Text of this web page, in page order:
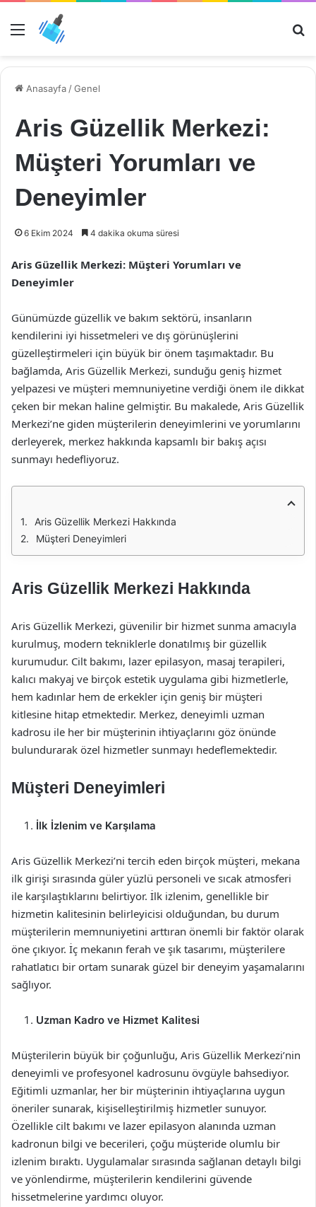
Menü
Anasayfa /Genel
Aris Güzellik Merkezi:
Müşteri Yorumları ve
Deneyimler
6 Ekim 2024 4 dakika okuma süresi
Aris Güzellik Merkezi: Müşteri Yorumları ve
Deneyimler
Günümüzde güzellik ve bakım sektörü, insanların
kendilerini iyi hissetmeleri ve dış görünüşlerini
güzelleştirmeleri için büyük bir önem taşımaktadır. Bu
bağlamda, Aris Güzellik Merkezi, sunduğu geniş hizmet
yelpazesi ve müşteri memnuniyetine verdiği önem ile dikkat
çeken bir mekan haline gelmiştir. Bu makalede, Aris Güzellik
Merkezi’ne giden müşterilerin deneyimlerini ve yorumlarını
derleyerek, merkez hakkında kapsamlı bir bakış açısı
sunmayı hedefliyoruz.
Aris Güzellik Merkezi Hakkında
Müşteri Deneyimleri
Aris Güzellik Merkezi Hakkında
Aris Güzellik Merkezi, güvenilir bir hizmet sunma amacıyla
kurulmuş, modern tekniklerle donatılmış bir güzellik
kurumudur. Cilt bakımı, lazer epilasyon, masaj terapileri,
kalıcı makyaj ve birçok estetik uygulama gibi hizmetlerle,
hem kadınlar hem de erkekler için geniş bir müşteri
kitlesine hitap etmektedir. Merkez, deneyimli uzman
kadrosu ile her bir müşterinin ihtiyaçlarını göz önünde
bulundurarak özel hizmetler sunmayı hedeflemektedir.
Müşteri Deneyimleri
İlk İzlenim ve Karşılama
Aris Güzellik Merkezi’ni tercih eden birçok müşteri, mekana
ilk girişi sırasında güler yüzlü personeli ve sıcak atmosferi
ile karşılaştıklarını belirtiyor. İlk izlenim, genellikle bir
hizmetin kalitesinin belirleyicisi olduğundan, bu durum
müşterilerin memnuniyetini arttıran önemli bir faktör olarak
öne çıkıyor. İç mekanın ferah ve şık tasarımı, müşterilere
rahatlatıcı bir ortam sunarak güzel bir deneyim yaşamalarını
sağlıyor.
Uzman Kadro ve Hizmet Kalitesi
Müşterilerin büyük bir çoğunluğu, Aris Güzellik Merkezi’nin
deneyimli ve profesyonel kadrosunu övgüyle bahsediyor.
Eğitimli uzmanlar, her bir müşterinin ihtiyaçlarına uygun
öneriler sunarak, kişiselleştirilmiş hizmetler sunuyor.
Özellikle cilt bakımı ve lazer epilasyon alanında uzman
kadronun bilgi ve becerileri, çoğu müşteride olumlu bir
izlenim bıraktı. Uygulamalar sırasında sağlanan detaylı bilgi
ve yönlendirme, müşterilerin kendilerini güvende
hissetmelerine yardımcı oluyor.